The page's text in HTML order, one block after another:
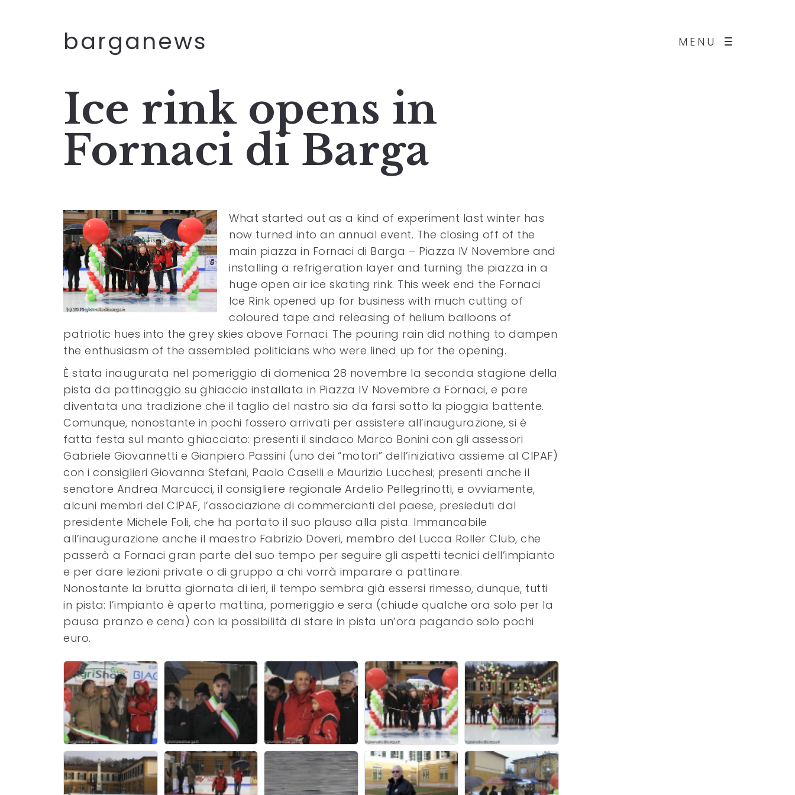
MENU
barganews
Ice rink opens in
Fornaci di Barga
What started out as a kind of experiment last winter has
now turned into an annual event. The closing off of the
main piazza in Fornaci di Barga – Piazza IV Novembre and
installing a refrigeration layer and turning the piazza in a
huge open air ice skating rink. This week end the Fornaci
Ice Rink opened up for business with much cutting of
coloured tape and releasing of helium balloons of
patriotic hues into the grey skies above Fornaci. The pouring rain did nothing to dampen
the enthusiasm of the assembled politicians who were lined up for the opening.
È stata inaugurata nel pomeriggio di domenica 28 novembre la seconda stagione della
pista da pattinaggio su ghiaccio installata in Piazza IV Novembre a Fornaci, e pare
diventata una tradizione che il taglio del nastro sia da farsi sotto la pioggia battente.
Comunque, nonostante in pochi fossero arrivati per assistere all’inaugurazione, si è
fatta festa sul manto ghiacciato: presenti il sindaco Marco Bonini con gli assessori
Gabriele Giovannetti e Gianpiero Passini (uno dei “motori” dell’iniziativa assieme al CIPAF)
con i consiglieri Giovanna Stefani, Paolo Caselli e Maurizio Lucchesi; presenti anche il
senatore Andrea Marcucci, il consigliere regionale Ardelio Pellegrinotti, e ovviamente,
alcuni membri del CIPAF, l’associazione di commercianti del paese, presieduti dal
presidente Michele Foli, che ha portato il suo plauso alla pista. Immancabile
all’inaugurazione anche il maestro Fabrizio Doveri, membro del Lucca Roller Club, che
passerà a Fornaci gran parte del suo tempo per seguire gli aspetti tecnici dell’impianto
e per dare lezioni private o di gruppo a chi vorrà imparare a pattinare.
Nonostante la brutta giornata di ieri, il tempo sembra già essersi rimesso, dunque, tutti
in pista: l’impianto è aperto mattina, pomeriggio e sera (chiude qualche ora solo per la
pausa pranzo e cena) con la possibilità di stare in pista un’ora pagando solo pochi
euro.